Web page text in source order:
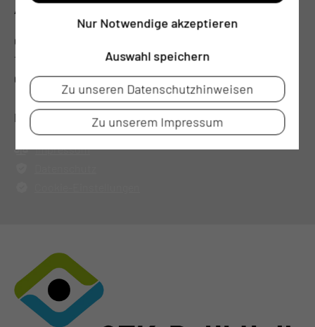
ADRESSE
CTK-Poliklinik GmbH (MVZ)
Thiemstr. 111
03048 Cottbus
RECHTLICHES
Impressum
Nur Notwendige akzeptieren
Auswahl speichern
Zu unseren Datenschutzhinweisen
Zu unserem Impressum